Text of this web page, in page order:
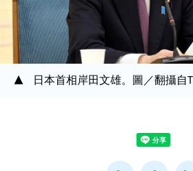
日本首相岸田文雄。圖／翻攝自